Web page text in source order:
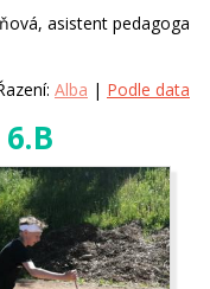
asistent pedagoga
Alba | Podle data